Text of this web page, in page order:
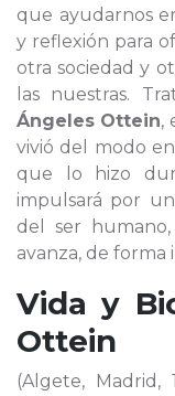
que ayudarnos
y reflexión para
otra sociedad y
las nuestras.
Ángeles Ottein,
vivió del modo
que lo hizo
impulsará por
del ser
avanza, de forma
Vida y
Ottein
(Algete, Madrid,